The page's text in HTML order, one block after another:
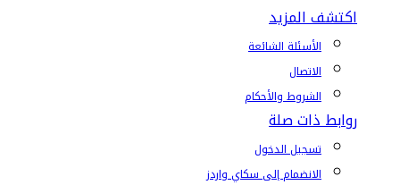
اكتشف المزيد
الأسئلة الشائعة
الاتصال
الشروط والأحكام
روابط ذات صلة
تسجيل الدخول
الانضمام إلى سكاي واردز